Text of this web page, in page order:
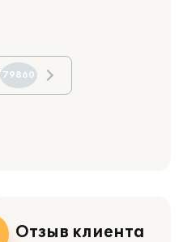
79860
Отзыв клиента